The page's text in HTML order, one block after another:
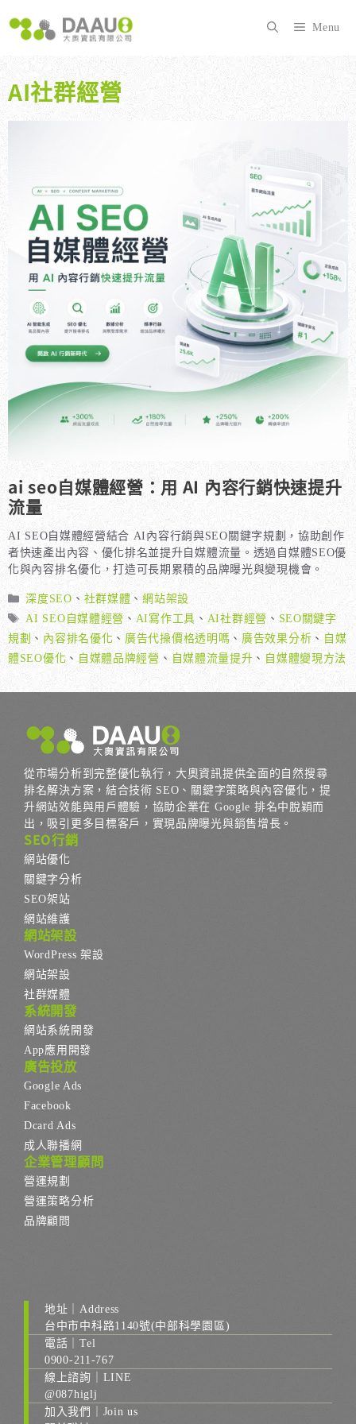
至
內
容
Menu
AI社群經營
ai seo自媒體經營：用 AI 內容行銷快速提升
流量
AI SEO自媒體經營結合 AI內容行銷與SEO關鍵字規劃，協助創作
者快速產出內容、優化排名並提升自媒體流量。透過自媒體SEO優
化與內容排名優化，打造可長期累積的品牌曝光與變現機會。
分
類
深度SEO、 社群媒體 、網站架設
標
籤
AI SEO自媒體經營 、 AI寫作工具 、 AI社群經營 、 SEO關鍵字
規劃 、 內容排名優化 、 廣告代操價格透明嗎 、 廣告效果分析 、 自媒
體SEO優化 、 自媒體品牌經營 、 自媒體流量提升 、 自媒體變現方法
從市場分析到完整優化執行，大奧資訊提供全面的自然搜尋
排名解決方案，結合技術 SEO、關鍵字策略與內容優化，提
升網站效能與用戶體驗，協助企業在 Google 排名中脫穎而
出，吸引更多目標客戶，實現品牌曝光與銷售增長。
SEO行銷
網站優化
關鍵字分析
SEO架站
網站維護
網站架設
WordPress 架設
網站架設
社群媒體
系統開發
網站系統開發
App應用開發
廣告投放
Google Ads
Facebook
Dcard Ads
成人聯播網
企業管理顧問
營運規劃
營運策略分析
品牌顧問
地址｜Address
台中市中科路1140號(中部科學園區)
電話｜Tel
0900-211-767
線上諮詢｜LINE
@087higlj
加入我們｜Join us